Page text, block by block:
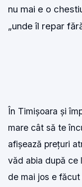
nu mai e o
„unde îl repar
În Timișoara și
mare cât să te
afișează prețuri
văd abia după ce
de mai jos e